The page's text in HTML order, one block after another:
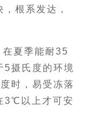
根系发达，
夏季能耐35
5摄氏度的环境
时，易受冻落
3℃以上才可安